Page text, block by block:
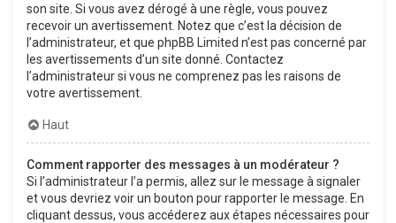
son site. Si vous avez dérogé à une règle, vous pouvez
recevoir un avertissement. Notez que c’est la décision de
l’administrateur, et que phpBB Limited n’est pas concerné par
les avertissements d’un site donné. Contactez
l’administrateur si vous ne comprenez pas les raisons de
votre avertissement.
Haut
Comment rapporter des messages à un modérateur ?
Si l’administrateur l’a permis, allez sur le message à signaler
et vous devriez voir un bouton pour rapporter le message. En
cliquant dessus, vous accéderez aux étapes nécessaires pour